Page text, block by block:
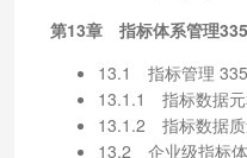
第13章 指标体系管理335
13.1 指标管理 335
13.1.1 指标数据元
13.1.2 指标数据质
13.2 企业级指标